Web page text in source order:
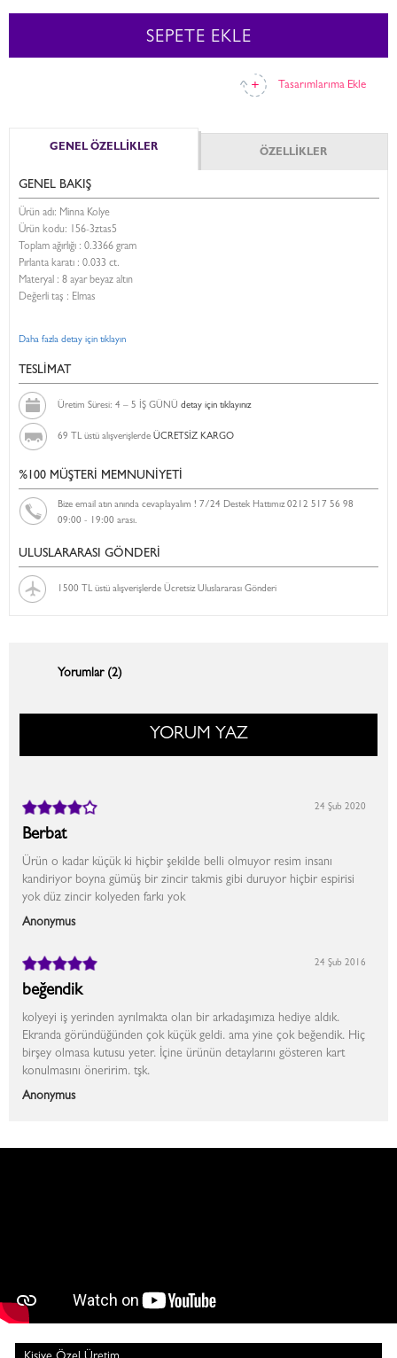
Tasarımlarıma Ekle
SEPETE EKLE
GENEL ÖZELLİKLER ÖZELLİKLER
GENEL BAKIŞ
Ürün adı: Minna Kolye
Ürün kodu: 156-3ztas5
Toplam ağırlığı : 0.3366 gram
Pırlanta karatı : 0.033 ct.
Materyal : 8 ayar beyaz altın
Değerli taş : Elmas
Daha fazla detay için tıklayın
TESLİMAT
Üretim Süresi: 4 – 5 İŞ GÜNÜ detay için tıklayınız
69 TL üstü alışverişlerde ÜCRETSİZ KARGO
%100 MÜŞTERİ MEMNUNİYETİ
Bize email atın anında cevaplayalım ! 7/24 Destek Hattımız 0212 517 56 98
09:00 - 19:00 arası.
ULUSLARARASI GÖNDERİ
1500 TL üstü alışverişlerde Ücretsiz Uluslararası Gönderi
Yorumlar (2)
YORUM YAZ
Berbat
Ürün o kadar küçük ki hiçbir şekilde belli olmuyor resim insanı
kandiriyor boyna gümüş bir zincir takmis gibi duruyor hiçbir espirisi
yok düz zincir kolyeden farkı yok
Anonymus
24 Şub 2020
beğendik
kolyeyi iş yerinden ayrılmakta olan bir arkadaşımıza hediye aldık.
Ekranda göründüğünden çok küçük geldi. ama yine çok beğendik. Hiç
birşey olmasa kutusu yeter. İçine ürünün detaylarını gösteren kart
konulmasını öneririm. tşk.
Anonymus
24 Şub 2016